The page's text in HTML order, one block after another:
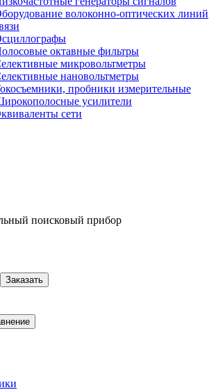
волоконно-оптических линий
октавные фильтры
микровольтметры
нановольтметры
пробники измерительные
усилители
сети
поисковый прибор
Заказать